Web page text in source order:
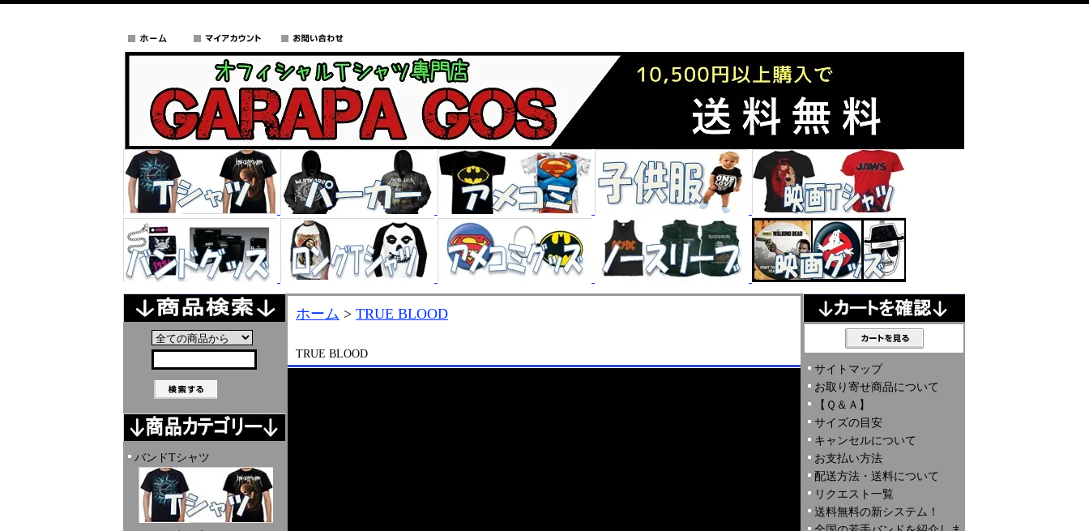
バンドTシャツ
ホーム > TRUE BLOOD
TRUE BLOOD
サイトマップ
お取り寄せ商品について
【Ｑ＆Ａ】
サイズの目安
キャンセルについて
お支払い方法
配送方法・送料について
リクエスト一覧
送料無料の新システム！